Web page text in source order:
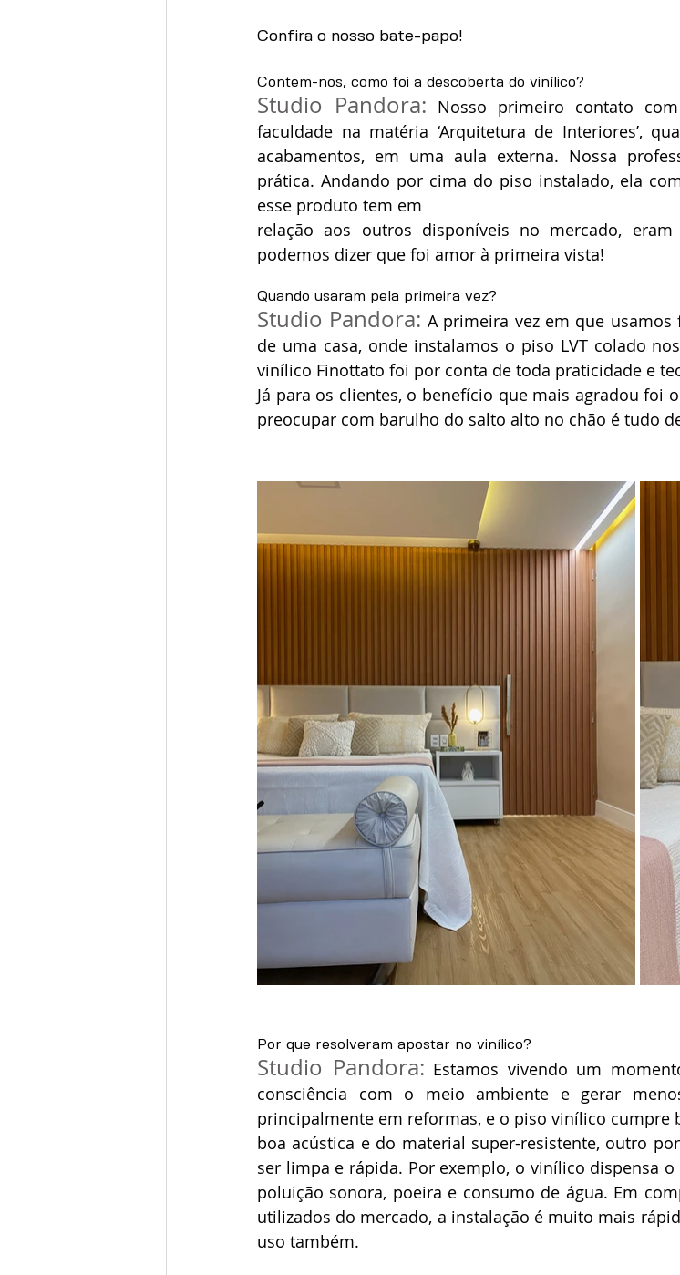
Confira o nosso bate-papo!
Contem-nos, como foi a descoberta do vinílico?
Studio Pandora: Nosso primeiro contato
faculdade na matéria ‘Arquitetura de Interiores’,
acabamentos, em uma aula externa. Nossa
prática. Andando por cima do piso instalado, ela
esse produto tem em
relação aos outros disponíveis no mercado,
podemos dizer que foi amor à primeira vista!
Quando usaram pela primeira vez?
Studio Pandora: A primeira vez em que
de uma casa, onde instalamos o piso LVT colado
vinílico Finottato foi por conta de toda praticidade e
Já para os clientes, o benefício que mais agradou foi
preocupar com barulho do salto alto no chão é tudo
Por que resolveram apostar no vinílico?
Studio Pandora: Estamos vivendo um
consciência com o meio ambiente e gerar
principalmente em reformas, e o piso vinílico cumpre
boa acústica e do material super-resistente, outro
ser limpa e rápida. Por exemplo, o vinílico dispensa
poluição sonora, poeira e consumo de água. Em
utilizados do mercado, a instalação é muito mais
uso também.